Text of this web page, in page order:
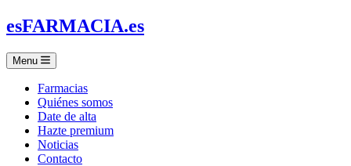
esFARMACIA.es
Menu
Farmacias
Quiénes somos
Date de alta
Hazte premium
Noticias
Contacto